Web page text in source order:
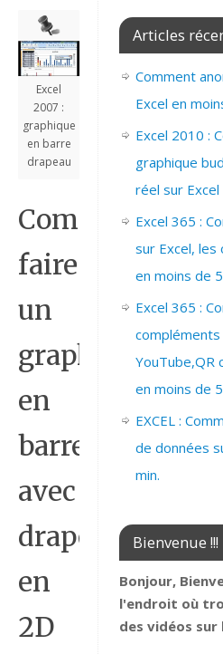
Excel
2007 :
graphique
en barre
drapeau
Comment
faire
un
graphique
en
barre
avec
drapeau
en
2D
Articles
Comment
Excel en
Excel 2010 :
graphique
réel sur
Excel 365 :
sur Excel,
en moins de
Excel 365 :
YouTube,QR
en moins de
EXCEL :
de données
min.
Bienvenue !!!
Bonjour,
l'endroit où
des vidéos sur